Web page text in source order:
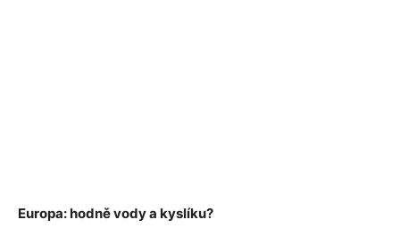
Europa: hodně vody a kyslíku?